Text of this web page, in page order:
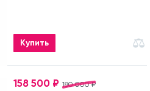
Купить
180 000 ₽
158 500 ₽